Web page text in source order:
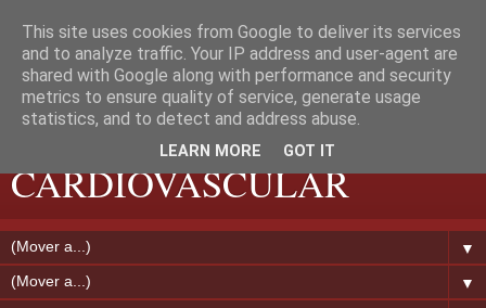
EXTREMADURA
CARDIOVASCULAR
▼
▼
This site uses cookies from Google to deliver its services
and to analyze traffic. Your IP address and user-agent are
shared with Google along with performance and security
metrics to ensure quality of service, generate usage
statistics, and to detect and address abuse.
LEARN MORE GOT IT